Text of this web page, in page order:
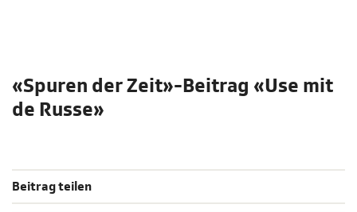
«Spuren der Zeit»-Beitrag «Use mit
de Russe»
Beitrag teilen